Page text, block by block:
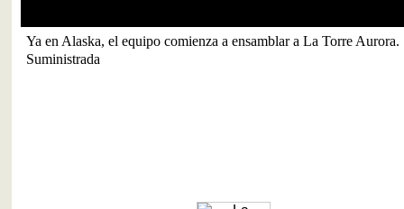
Ya en Alaska, el equipo comienza a ensamblar a La Torre Aurora.
Suministrada